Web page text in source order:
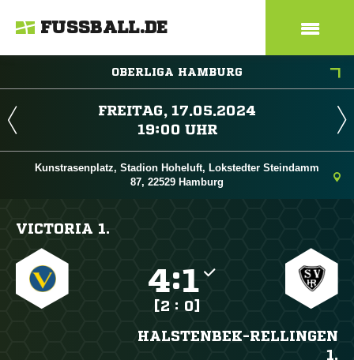
FUSSBALL.DE
OBERLIGA HAMBURG
 
 
Kunstrasenplatz, Stadion Hoheluft, Lokstedter Steindamm
87, 22529 Hamburg
VICTORIA 1.
:
[2 : 0]
HALSTENBEK-RELLINGEN
1.